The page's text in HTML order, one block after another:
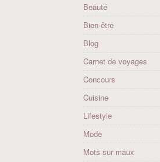
Beauté
Bien-être
Blog
Carnet de voyages
Concours
Cuisine
Lifestyle
Mode
Mots sur maux